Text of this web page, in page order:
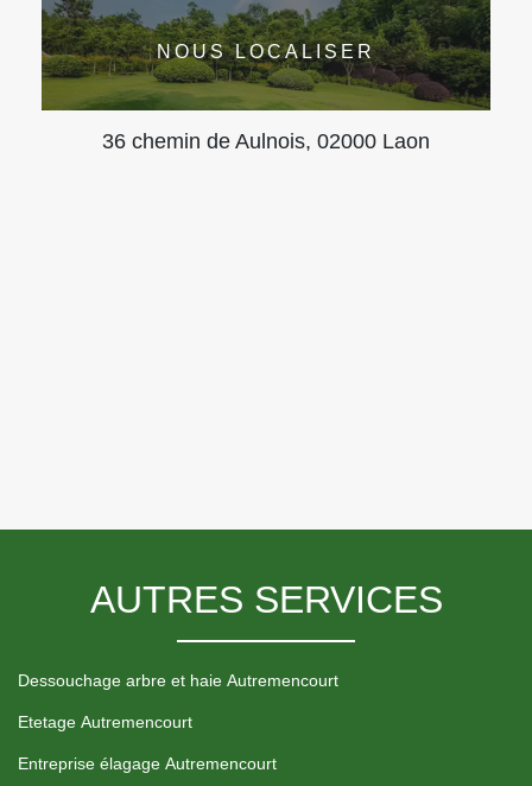
NOUS LOCALISER
36 chemin de Aulnois, 02000 Laon
AUTRES SERVICES
Dessouchage arbre et haie Autremencourt
Etetage Autremencourt
Entreprise élagage Autremencourt